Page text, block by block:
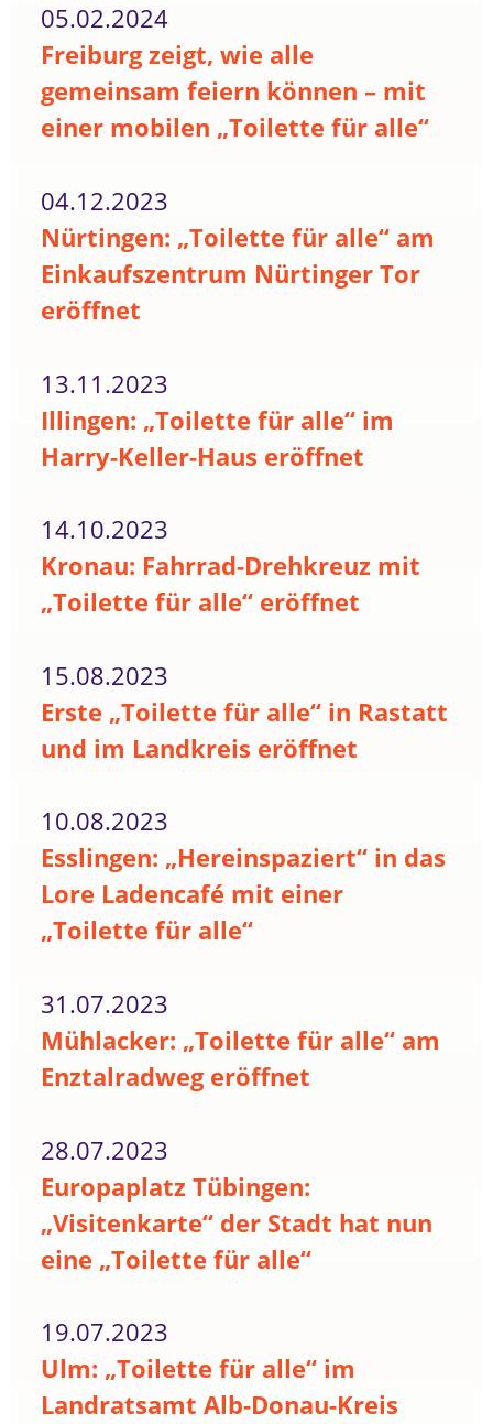
05.02.2024
Freiburg zeigt, wie alle
gemeinsam feiern können – mit
einer mobilen „Toilette für alle“
04.12.2023
Nürtingen: „Toilette für alle“ am
Einkaufszentrum Nürtinger Tor
eröffnet
13.11.2023
Illingen: „Toilette für alle“ im
Harry-Keller-Haus eröffnet
14.10.2023
Kronau: Fahrrad-Drehkreuz mit
„Toilette für alle“ eröffnet
15.08.2023
Erste „Toilette für alle“ in Rastatt
und im Landkreis eröffnet
10.08.2023
Esslingen: „Hereinspaziert“ in das
Lore Ladencafé mit einer
„Toilette für alle“
31.07.2023
Mühlacker: „Toilette für alle“ am
Enztalradweg eröffnet
28.07.2023
Europaplatz Tübingen:
„Visitenkarte“ der Stadt hat nun
eine „Toilette für alle“
19.07.2023
Ulm: „Toilette für alle“ im
Landratsamt Alb-Donau-Kreis